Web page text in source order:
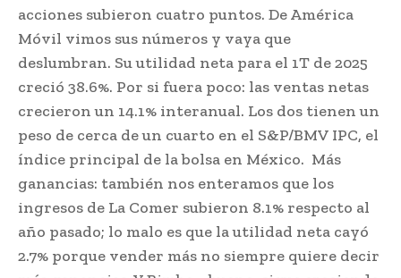
acciones subieron cuatro puntos. De América
Móvil vimos sus números y vaya que
deslumbran. Su utilidad neta para el 1T de 2025
creció 38.6%. Por si fuera poco: las ventas netas
crecieron un 14.1% interanual. Los dos tienen un
peso de cerca de un cuarto en el S&P/BMV IPC, el
índice principal de la bolsa en México. Más
ganancias: también nos enteramos que los
ingresos de La Comer subieron 8.1% respecto al
año pasado; lo malo es que la utilidad neta cayó
2.7% porque vender más no siempre quiere decir